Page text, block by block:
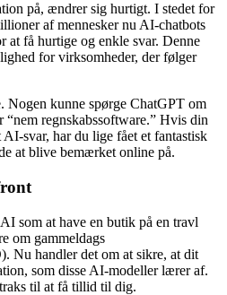
på, ændrer sig hurtigt. I stedet for
af mennesker nu AI-chatbots
at få hurtige og enkle svar. Denne
for virksomheder, der følger
Nogen kunne spørge ChatGPT om
“nem regnskabssoftware.” Hvis din
svar, har du lige fået et fantastisk
at blive bemærket online på.
som at have en butik på en travl
om gammeldags
Nu handler det om at sikre, at dit
som disse AI-modeller lærer af.
til at få tillid til dig.